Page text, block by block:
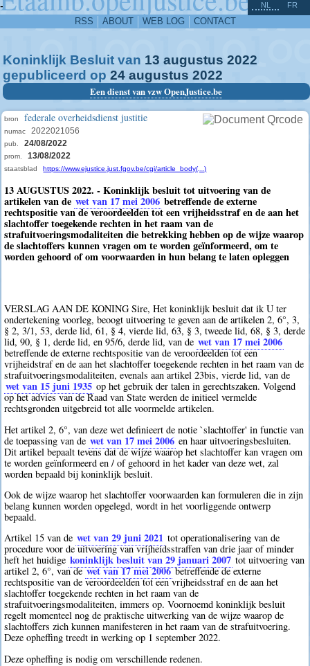
-
RSS ABOUT WEB LOG CONTACT
NL FR
Koninklijk Besluit van 13 augustus 2022
gepubliceerd op 24 augustus 2022
Een dienst van vzw OpenJustice.be
bron federale overheidsdienst justitie
numac 2022021056
pub. 24/08/2022
prom. 13/08/2022
staatsblad https://www.ejustice.just.fgov.be/cgi/article_body(...)
13 AUGUSTUS 2022. - Koninklijk besluit tot uitvoering van de
artikelen van de wet van 17 mei 2006 betreffende de externe
rechtspositie van de veroordeelden tot een vrijheidsstraf en de aan het
slachtoffer toegekende rechten in het raam van de
strafuitvoeringsmodaliteiten die betrekking hebben op de wijze waarop
de slachtoffers kunnen vragen om te worden geïnformeerd, om te
worden gehoord of om voorwaarden in hun belang te laten opleggen
VERSLAG AAN DE KONING Sire, Het koninklijk besluit dat ik U ter
ondertekening voorleg, beoogt uitvoering te geven aan de artikelen 2, 6°, 3,
§ 2, 3/1, 53, derde lid, 61, § 4, vierde lid, 63, § 3, tweede lid, 68, § 3, derde
lid, 90, § 1, derde lid, en 95/6, derde lid, van de wet van 17 mei 2006
betreffende de externe rechtspositie van de veroordeelden tot een
vrijheidstraf en de aan het slachtoffer toegekende rechten in het raam van de
strafuitvoeringsmodaliteiten, evenals aan artikel 23bis, vierde lid, van de
wet van 15 juni 1935 op het gebruik der talen in gerechtszaken. Volgend
op het advies van de Raad van State werden de initieel vermelde
rechtsgronden uitgebreid tot alle voormelde artikelen.
Het artikel 2, 6°, van deze wet definieert de notie `slachtoffer' in functie van
de toepassing van de wet van 17 mei 2006 en haar uitvoeringsbesluiten.
Dit artikel bepaalt tevens dat de wijze waarop het slachtoffer kan vragen om
te worden geïnformeerd en / of gehoord in het kader van deze wet, zal
worden bepaald bij koninklijk besluit.
Ook de wijze waarop het slachtoffer voorwaarden kan formuleren die in zijn
belang kunnen worden opgelegd, wordt in het voorliggende ontwerp
bepaald.
Artikel 15 van de wet van 29 juni 2021 tot operationalisering van de
procedure voor de uitvoering van vrijheidsstraffen van drie jaar of minder
heft het huidige koninklijk besluit van 29 januari 2007 tot uitvoering van
artikel 2, 6°, van dewet van 17 mei 2006betreffende de externe
rechtspositie van de veroordeelden tot een vrijheidsstraf en de aan het
slachtoffer toegekende rechten in het raam van de
strafuitvoeringsmodaliteiten, immers op. Voornoemd koninklijk besluit
regelt momenteel nog de praktische uitwerking van de wijze waarop de
slachtoffers zich kunnen manifesteren in het raam van de strafuitvoering.
Deze opheffing treedt in werking op 1 september 2022.
Deze opheffing is nodig om verschillende redenen.
^